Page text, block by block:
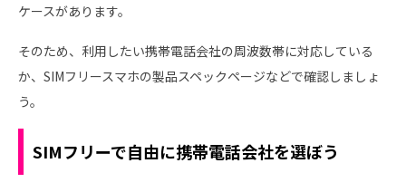
ケースがあります。
そのため、利用したい携帯電話会社の周波数帯に対応している
か、SIMフリースマホの製品スペックページなどで確認しましょ
う。
SIMフリーで自由に携帯電話会社を選ぼう